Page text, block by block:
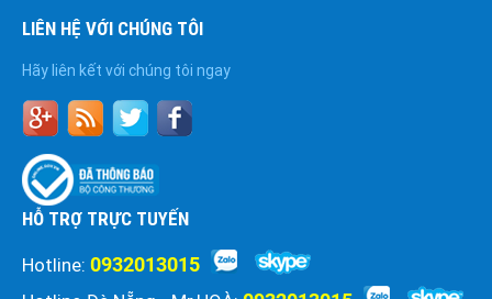
LIÊN HỆ VỚI CHÚNG TÔI
Hãy liên kết với chúng tôi ngay
HỖ TRỢ TRỰC TUYẾN
Hotline: 0932013015